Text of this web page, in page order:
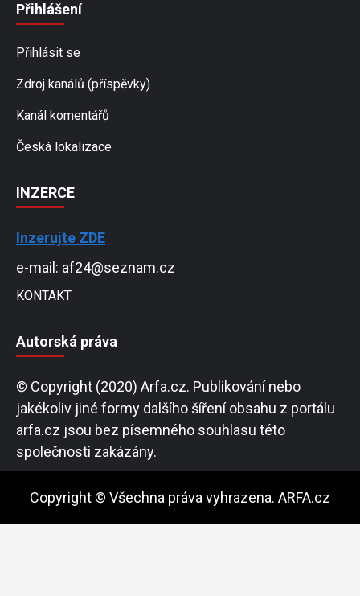
Přihlášení
Přihlásit se
Zdroj kanálů (příspěvky)
Kanál komentářů
Česká lokalizace
INZERCE
Inzerujte ZDE
e-mail: af24@seznam.cz
KONTAKT
Autorská práva
© Copyright (2020) Arfa.cz. Publikování nebo
jakékoliv jiné formy dalšího šíření obsahu z portálu
arfa.cz jsou bez písemného souhlasu této
společnosti zakázány.
Copyright © Všechna práva vyhrazena. ARFA.cz